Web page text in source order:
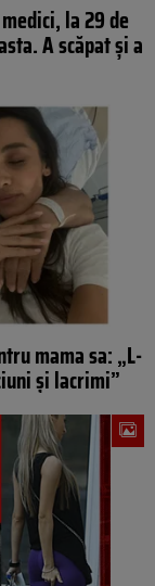
la 29 de
A scăpat și a
mama sa: „L-
și lacrimi”